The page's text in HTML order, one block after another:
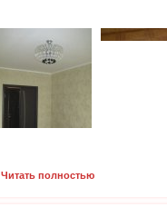
Читать полностью